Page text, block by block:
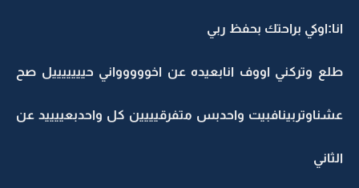
انا:اوكي براحتك بحفظ ربي
طلع وتركني اووف انابعيده عن اخووووواني حيييييييل صح
عشناوتربينافبيت واحدبس متفرقيييين كل واحدبعييييد عن
الثاني